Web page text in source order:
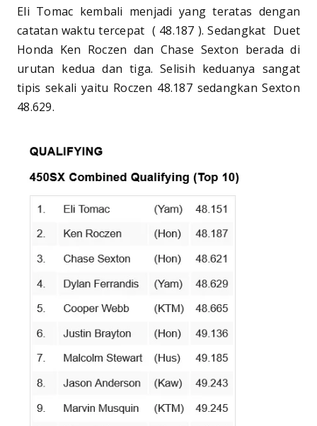
Eli Tomac kembali menjadi yang teratas dengan
catatan waktu tercepat ( 48.187 ). Sedangkat Duet
Honda Ken Roczen dan Chase Sexton berada di
urutan kedua dan tiga. Selisih keduanya sangat
tipis sekali yaitu Roczen 48.187 sedangkan Sexton
48.629.